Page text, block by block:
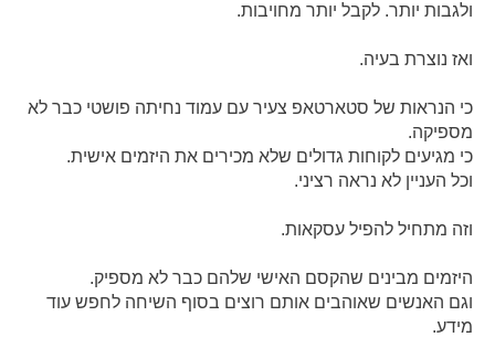
ולגבות יותר. לקבל יותר מחויבות.
ואז נוצרת בעיה.
כי הנראות של סטארטאפ צעיר עם עמוד נחיתה פושטי כבר לא
מספיקה.
כי מגיעים לקוחות גדולים שלא מכירים את היזמים אישית.
וכל העניין לא נראה רציני.
וזה מתחיל להפיל עסקאות.
היזמים מבינים שהקסם האישי שלהם כבר לא מספיק.
וגם האנשים שאוהבים אותם רוצים בסוף השיחה לחפש עוד
מידע.